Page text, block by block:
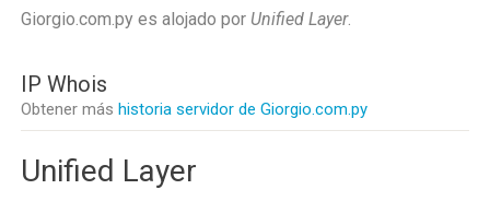
Giorgio.com.py es alojado por Unified Layer.
IP Whois
Obtener más historia servidor de Giorgio.com.py
Unified Layer